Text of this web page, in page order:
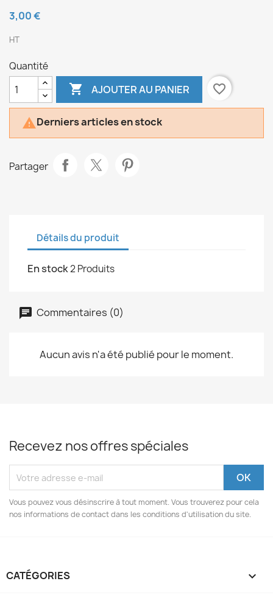
3,00 €
HT
Quantité
 AJOUTER AU PANIER favorite_border
Derniers articles en stock
Partager
Détails du produit
En stock2 Produits
Commentaires (0)
Aucun avis n'a été publié pour le moment.
Recevez nos offres spéciales
Vous pouvez vous désinscrire à tout moment. Vous trouverez pour cela
nos informations de contact dans les conditions d'utilisation du site.
CATÉGORIES 